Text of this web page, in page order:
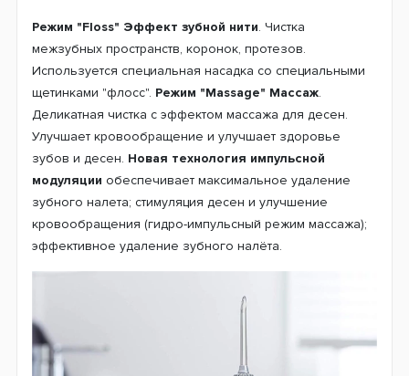
Режим "Floss" Эффект зубной нити. Чистка
межзубных пространств, коронок, протезов.
Используется специальная насадка со специальными
щетинками "флосс". Режим "Massage" Массаж.
Деликатная чистка с эффектом массажа для десен.
Улучшает кровообращение и улучшает здоровье
зубов и десен. Новая технология импульсной
модуляции обеспечивает максимальное удаление
зубного налета; стимуляция десен и улучшение
кровообращения (гидро-импульсный режим массажа);
эффективное удаление зубного налёта.